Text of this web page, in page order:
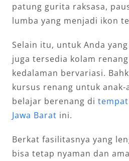
patung gurita raksasa,
lumba yang menjadi ikon
Selain itu, untuk Anda
juga tersedia kolam
kedalaman bervariasi.
kursus renang untuk anak-
belajar berenang di
Jawa Barat ini.
Berkat fasilitasnya yang
bisa tetap nyaman dan